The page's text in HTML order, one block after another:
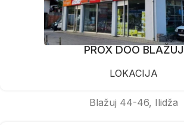
PROX DOO BLAŽUJ
LOKACIJA
Blažuj 44-46, Ilidža